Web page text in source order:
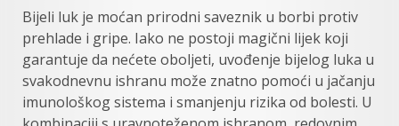
Bijeli luk je moćan prirodni saveznik u borbi protiv
prehlade i gripe. Iako ne postoji magični lijek koji
garantuje da nećete oboljeti, uvođenje bijelog luka u
svakodnevnu ishranu može znatno pomoći u jačanju
imunološkog sistema i smanjenju rizika od bolesti. U